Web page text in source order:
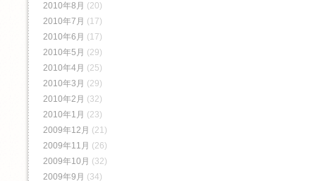
2010年8月 (20)
2010年7月 (17)
2010年6月 (17)
2010年5月 (29)
2010年4月 (25)
2010年3月 (29)
2010年2月 (32)
2010年1月 (23)
2009年12月 (21)
2009年11月 (26)
2009年10月 (32)
2009年9月 (34)